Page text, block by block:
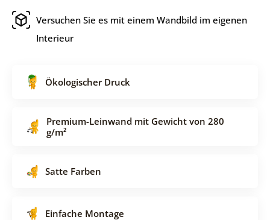
Versuchen Sie es mit einem Wandbild im eigenen
Interieur
Ökologischer Druck
Premium-Leinwand mit Gewicht von 280
g/m²
Satte Farben
Einfache Montage